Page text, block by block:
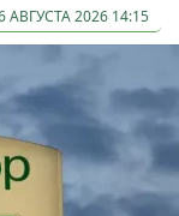
АВГУСТА 2026 14:15